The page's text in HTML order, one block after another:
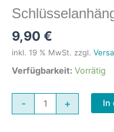
9,90 €
inkl. 19 % MwSt. zzgl.
Verfügbarkeit: Vorrätig
-
Schlüsselanhänger
Anker
+ In